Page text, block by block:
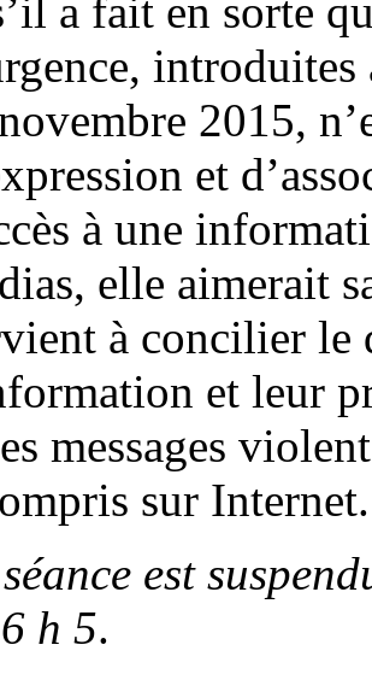
a fait en sorte
2015,
et
à une
elle aimerait
à concilier le
et leur
messages
sur Internet.
est
h 5.